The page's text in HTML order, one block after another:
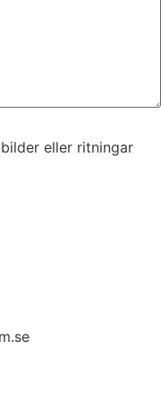
eller ritningar